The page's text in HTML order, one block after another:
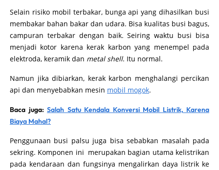
Selain risiko mobil terbakar, bunga api yang dihasilkan busi
membakar bahan bakar dan udara. Bisa kualitas busi bagus,
campuran terbakar dengan baik. Seiring waktu busi bisa
menjadi kotor karena kerak karbon yang menempel pada
elektroda, keramik dan metal shell. Itu normal.
Namun jika dibiarkan, kerak karbon menghalangi percikan
api dan menyebabkan mesin mobil mogok.
Baca juga: Salah Satu Kendala Konversi Mobil Listrik, Karena
Biaya Mahal?
Penggunaan busi palsu juga bisa sebabkan masalah pada
sekring. Komponen ini merupakan bagian utama kelistrikan
pada kendaraan dan fungsinya mengalirkan daya listrik ke